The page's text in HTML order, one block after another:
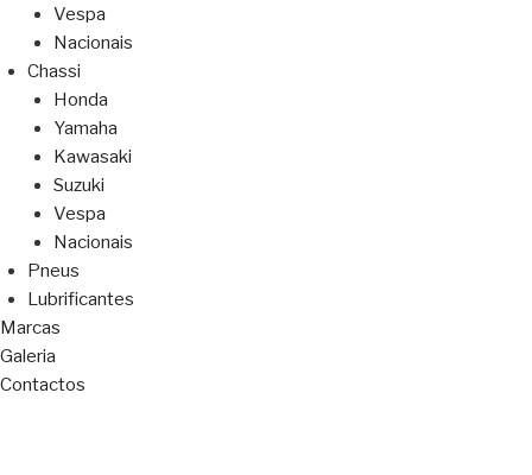
Vespa
Nacionais
Chassi
Honda
Yamaha
Kawasaki
Suzuki
Vespa
Nacionais
Pneus
Lubrificantes
Marcas
Galeria
Contactos